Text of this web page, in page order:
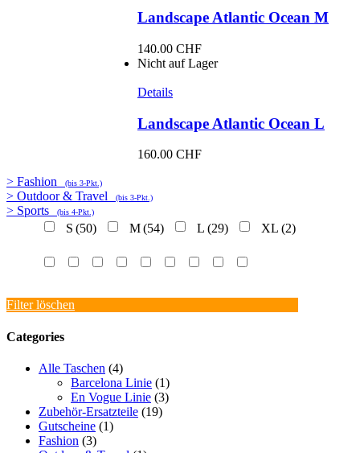
Landscape Atlantic Ocean M
140.00 CHF
Nicht auf Lager
Details
Landscape Atlantic Ocean L
160.00 CHF
> Fashion (bis 3-Pkt.)
> Outdoor & Travel (bis 3-Pkt.)
> Sports (bis 4-Pkt.)
S (50) M(54) L (29) XL (2)
Filter löschen
Categories
Alle Taschen (4)
Barcelona Linie (1)
En Vogue Linie (3)
Zubehör-Ersatzteile (19)
Gutscheine (1)
Fashion (3)